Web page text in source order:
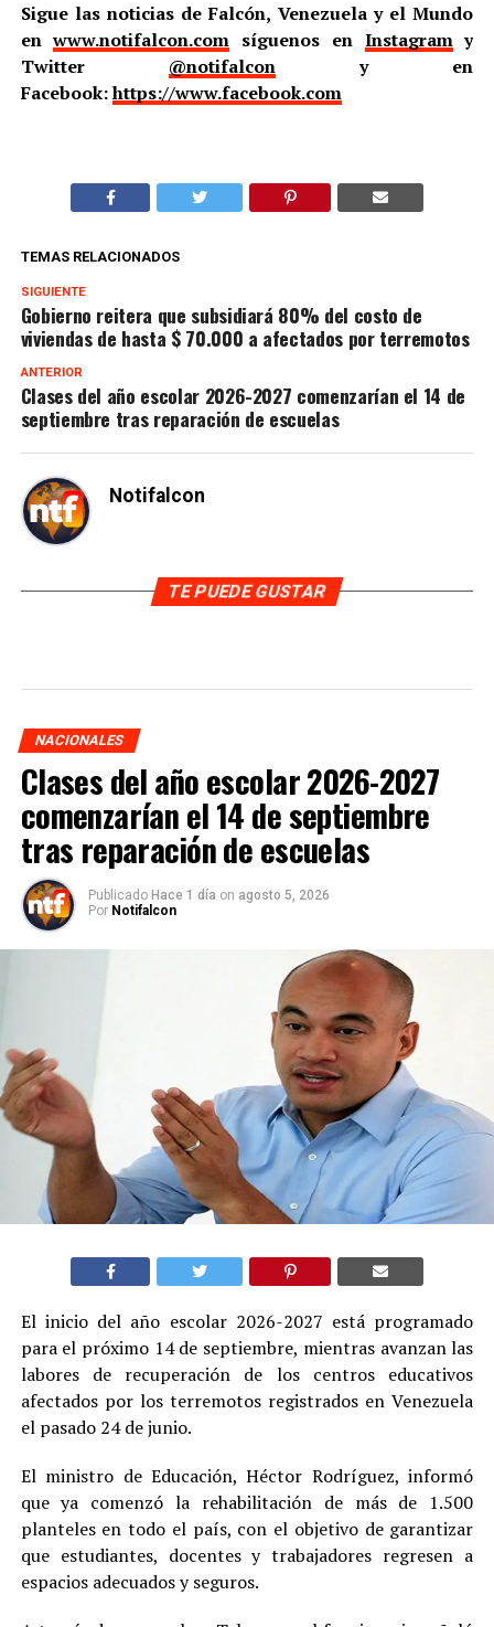
Sigue las noticias de Falcón, Venezuela y el Mundo
enwww.notifalcon.com síguenos en Instagramy
Twitter @notifalcony en
Facebook:https://www.facebook.com
TEMAS RELACIONADOS
SIGUIENTE
Gobierno reitera que subsidiará 80% del costo de
viviendas de hasta $ 70.000 a afectados por terremotos
ANTERIOR
Clases del año escolar 2026-2027 comenzarían el 14 de
septiembre tras reparación de escuelas
Notifalcon
TE PUEDE GUSTAR
NACIONALES
Clases del año escolar 2026-2027
comenzarían el 14 de septiembre
tras reparación de escuelas
Publicado Hace 1 día on agosto 5, 2026
Por Notifalcon
El inicio del año escolar 2026-2027 está programado
para el próximo 14 de septiembre, mientras avanzan las
labores de recuperación de los centros educativos
afectados por los terremotos registrados en Venezuela
el pasado 24 de junio.
El ministro de Educación, Héctor Rodríguez, informó
que ya comenzó la rehabilitación de más de 1.500
planteles en todo el país, con el objetivo de garantizar
que estudiantes, docentes y trabajadores regresen a
espacios adecuados y seguros.